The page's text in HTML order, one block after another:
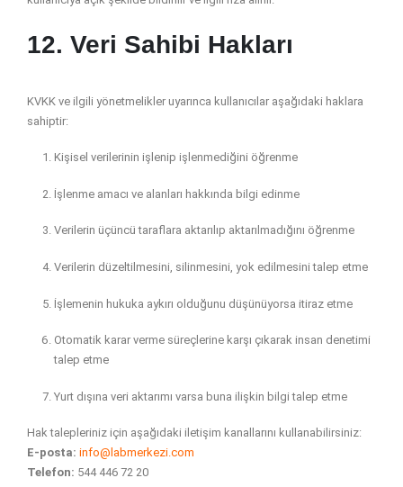
12. Veri Sahibi Hakları
KVKK ve ilgili yönetmelikler uyarınca kullanıcılar aşağıdaki haklara
sahiptir:
Kişisel verilerinin işlenip işlenmediğini öğrenme
İşlenme amacı ve alanları hakkında bilgi edinme
Verilerin üçüncü taraflara aktarılıp aktarılmadığını öğrenme
Verilerin düzeltilmesini, silinmesini, yok edilmesini talep etme
İşlemenin hukuka aykırı olduğunu düşünüyorsa itiraz etme
Otomatik karar verme süreçlerine karşı çıkarak insan denetimi
talep etme
Yurt dışına veri aktarımı varsa buna ilişkin bilgi talep etme
Hak talepleriniz için aşağıdaki iletişim kanallarını kullanabilirsiniz:
E-posta: info@labmerkezi.com
Telefon: 544 446 72 20